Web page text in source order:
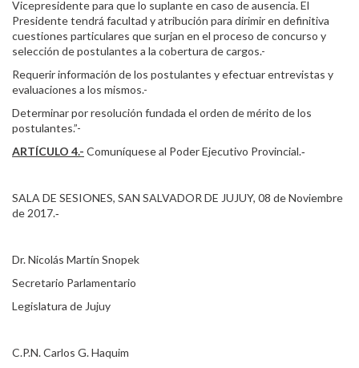
Vicepresidente para que lo suplante en caso de ausencia. El
Presidente tendrá facultad y atribución para dirimir en definitiva
cuestiones particulares que surjan en el proceso de concurso y
selección de postulantes a la cobertura de cargos.-
Requerir información de los postulantes y efectuar entrevistas y
evaluaciones a los mismos.-
Determinar por resolución fundada el orden de mérito de los
postulantes.”-
ARTÍCULO 4.- Comuníquese al Poder Ejecutivo Provincial.‑
SALA DE SESIONES, SAN SALVADOR DE JUJUY, 08 de Noviembre
de 2017.‑
Dr. Nicolás Martín Snopek
Secretario Parlamentario
Legislatura de Jujuy
C.P.N. Carlos G. Haquim